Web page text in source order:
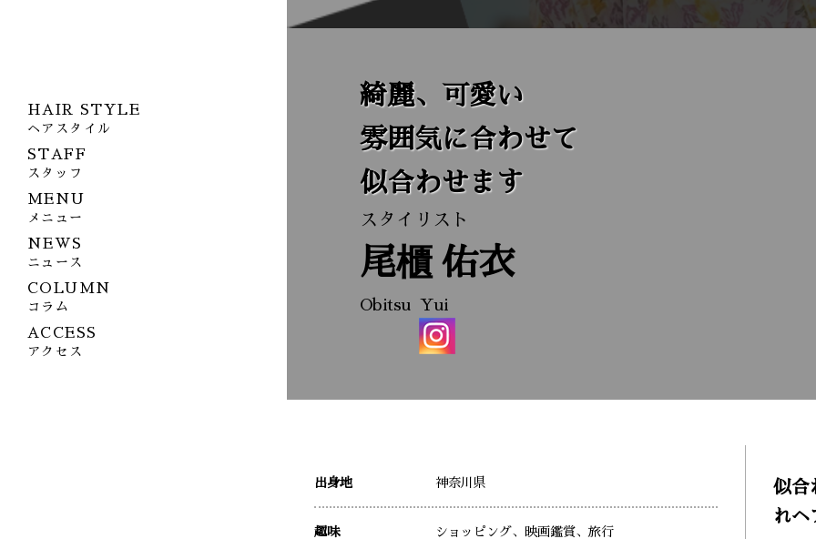
HAIR STYLE
ヘアスタイル
STAFF
スタッフ
MENU
メニュー
NEWS
ニュース
COLUMN
コラム
ACCESS
アクセス
綺麗、可愛い
雰囲気に合わせて
似合わせます
スタイリスト
尾櫃 佑衣
Obitsu Yui
出身地 神奈川県
趣味 ショッピング、映画鑑賞、旅行
似合
れヘ